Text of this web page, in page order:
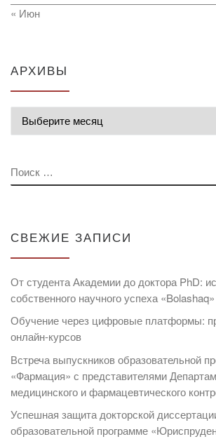
« Июн
АРХИВЫ
ПОИСК
СВЕЖИЕ ЗАПИСИ
От студента Академии до доктора PhD:
собственного научного успеха «Bolashaq»
Обучение через цифровые платформы:
онлайн-курсов
Встреча выпускников образовательной
«Фармация» с представителями
медицинского и фармацевтического
Успешная защита докторской
образовательной программе